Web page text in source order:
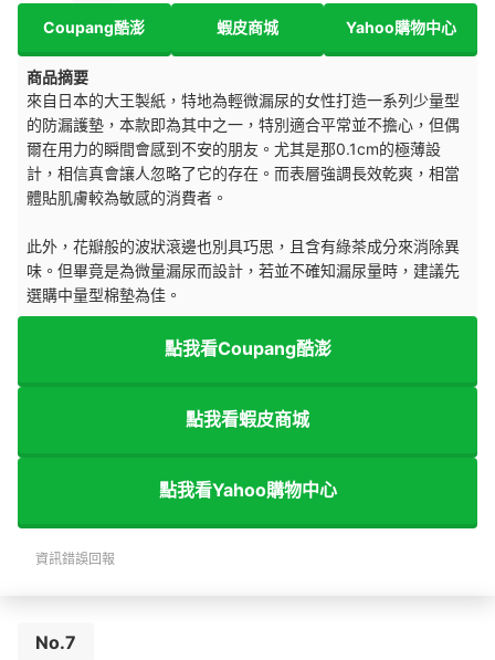
Coupang酷澎 蝦皮商城 Yahoo購物中心
商品摘要
來自日本的大王製紙，特地為輕微漏尿的女性打造一系列少量型
的防漏護墊，本款即為其中之一，特別適合平常並不擔心，但偶
爾在用力的瞬間會感到不安的朋友。尤其是那0.1cm的極薄設
計，相信真會讓人忽略了它的存在。而表層強調長效乾爽，相當
體貼肌膚較為敏感的消費者。
此外，花瓣般的波狀滾邊也別具巧思，且含有綠茶成分來消除異
味。但畢竟是為微量漏尿而設計，若並不確知漏尿量時，建議先
選購中量型棉墊為佳。
點我看Coupang酷澎
點我看蝦皮商城
點我看Yahoo購物中心
資訊錯誤回報
No.7